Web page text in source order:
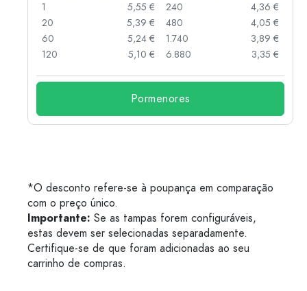
1
5,55 €
20
5,39 €
60
5,24 €
120
5,10 €
240
4,36 €
480
4,05 €
1.740
3,89 €
6.880
3,35 €
Pormenores
*O desconto refere-se à poupança em comparação
com o preço único.
Importante: Se as tampas forem configuráveis,
estas devem ser selecionadas separadamente.
Certifique-se de que foram adicionadas ao seu
carrinho de compras.